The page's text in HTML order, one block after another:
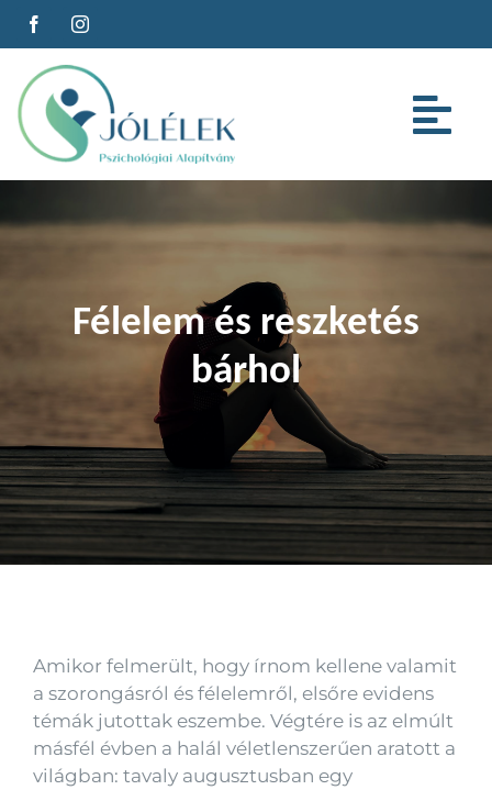
Kihagyás
Cikkeink
Kapcsolat
Félelem és reszketés
bárhol
Amikor felmerült, hogy írnom kellene valamit
a szorongásról és félelemről, elsőre evidens
témák jutottak eszembe. Végtére is az elmúlt
másfél évben a halál véletlenszerűen aratott a
világban: tavaly augusztusban egy